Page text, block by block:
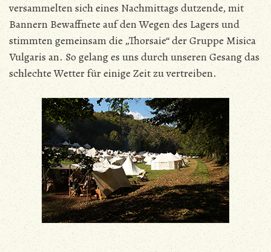
versammelten sich eines Nachmittags dutzende, mit
Bannern Bewaffnete auf den Wegen des Lagers und
stimmten gemeinsam die „Thorsaie“ der Gruppe Misica
Vulgaris an. So gelang es uns durch unseren Gesang das
schlechte Wetter für einige Zeit zu vertreiben.